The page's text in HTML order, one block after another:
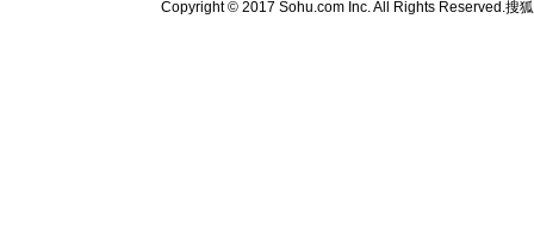
Copyright © 2017 Sohu.com Inc. All Rights Reserved.搜